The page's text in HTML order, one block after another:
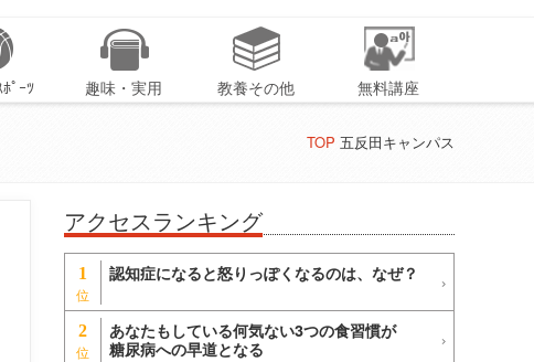
ﾟｰﾂ 趣味・実用 教養その他 無料講座
TOP 五反田キャンパス
アクセスランキング
1 認知症になると怒りっぽくなるのは、なぜ？
2
あなたもしている何気ない3つの食習慣が
糖尿病への早道となる